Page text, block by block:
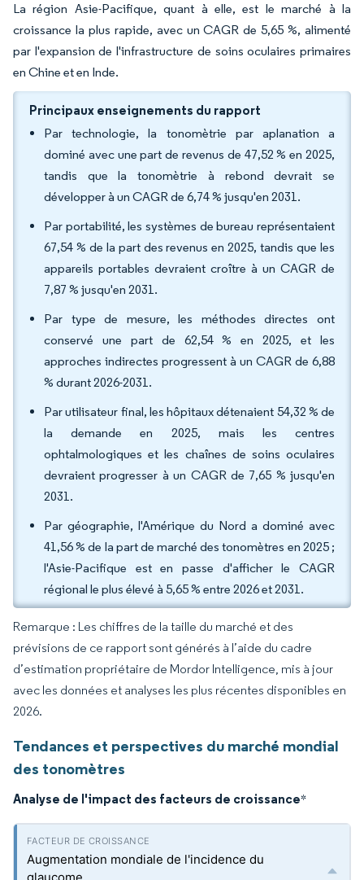
La région Asie-Pacifique, quant à elle, est le marché à la
croissance la plus rapide, avec un CAGR de 5,65 %, alimenté
par l'expansion de l'infrastructure de soins oculaires primaires
en Chine et en Inde.
Principaux enseignements du rapport
Par technologie, la tonomètrie par aplanation a
dominé avec une part de revenus de 47,52 % en 2025,
tandis que la tonomètrie à rebond devrait se
développer à un CAGR de 6,74 % jusqu'en 2031.
Par portabilité, les systèmes de bureau représentaient
67,54 % de la part des revenus en 2025, tandis que les
appareils portables devraient croître à un CAGR de
7,87 % jusqu'en 2031.
Par type de mesure, les méthodes directes ont
conservé une part de 62,54 % en 2025, et les
approches indirectes progressent à un CAGR de 6,88
% durant 2026-2031.
Par utilisateur final, les hôpitaux détenaient 54,32 % de
la demande en 2025, mais les centres
ophtalmologiques et les chaînes de soins oculaires
devraient progresser à un CAGR de 7,65 % jusqu'en
2031.
Par géographie, l'Amérique du Nord a dominé avec
41,56 % de la part de marché des tonomètres en 2025 ;
l'Asie-Pacifique est en passe d'afficher le CAGR
régional le plus élevé à 5,65 % entre 2026 et 2031.
Remarque : Les chiffres de la taille du marché et des
prévisions de ce rapport sont générés à l’aide du cadre
d’estimation propriétaire de Mordor Intelligence, mis à jour
avec les données et analyses les plus récentes disponibles en
2026.
Tendances et perspectives du marché mondial
des tonomètres
Analyse de l'impact des facteurs de croissance*
Augmentation mondiale de l'incidence du